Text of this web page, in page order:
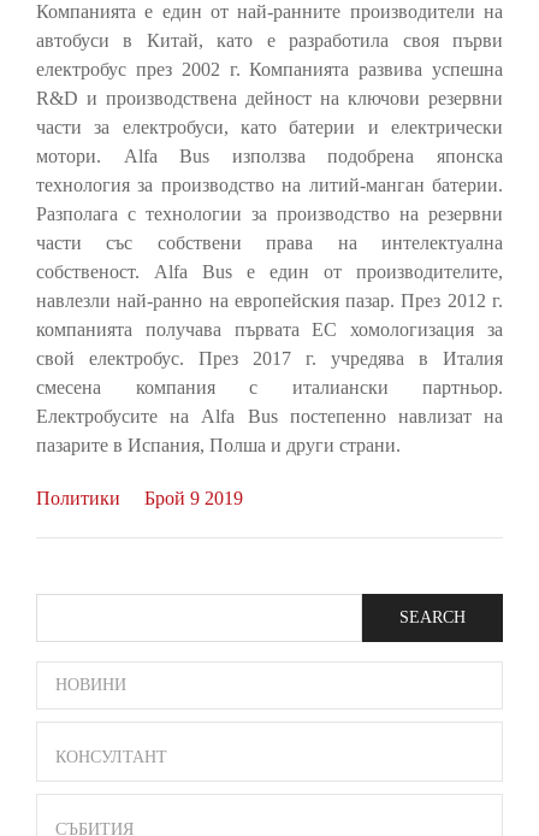
Компанията е един от най-ранните производители на
автобуси в Китай, като е разработила своя първи
електробус през 2002 г. Компанията развива успешна
R&D и производствена дейност на ключови резервни
части за електробуси, като батерии и електрически
мотори. Alfa Bus използва подобрена японска
технология за производство на литий-манган батерии.
Разполага с технологии за производство на резервни
части със собствени права на интелектуална
собственост. Alfa Bus е един от производителите,
навлезли най-ранно на европейския пазар. През 2012 г.
компанията получава първата ЕС хомологизация за
свой електробус. През 2017 г. учредява в Италия
смесена компания с италиански партньор.
Електробусите на Alfa Bus постепенно навлизат на
пазарите в Испания, Полша и други страни.
Политики Брой 9 2019
SIDE
BAR
MENU
НОВИНИ
КОНСУЛТАНТ
СЪБИТИЯ